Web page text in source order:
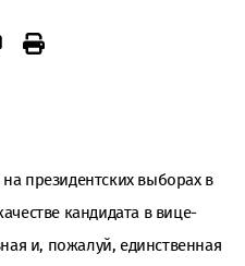
президентских выборах в
кандидата в вице-
и, пожалуй, единственная